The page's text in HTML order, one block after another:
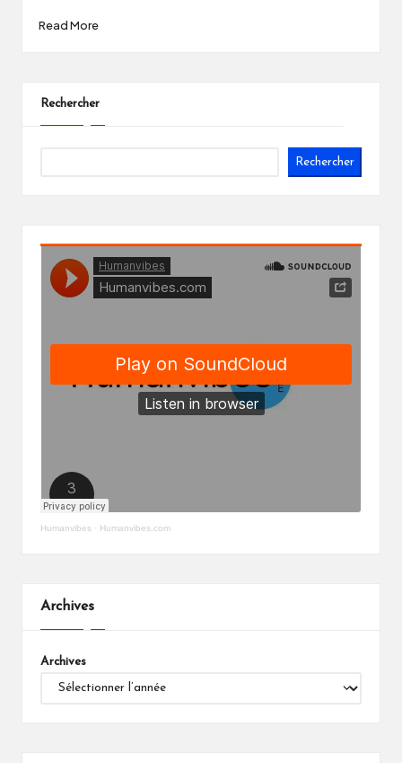
Read More
Rechercher
Rechercher
Humanvibes · Humanvibes.com
Archives
Archives